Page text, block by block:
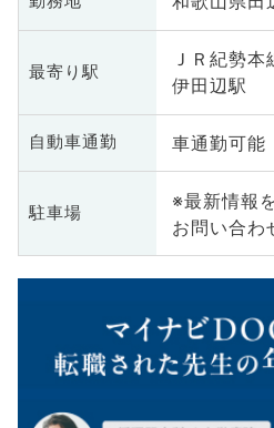
最寄り駅
ＪＲ紀勢
伊田辺駅
自動車通勤 車通勤可能
駐車場
※最新情報
お問い合わ